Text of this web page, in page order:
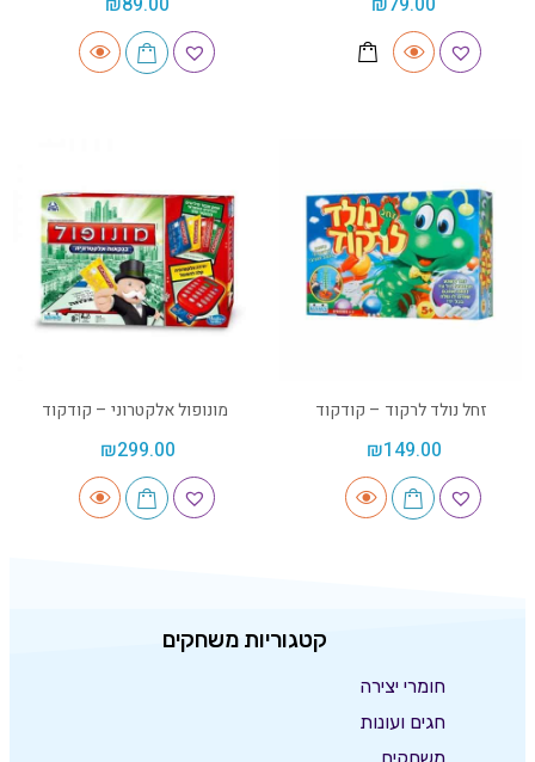
זחל נולד לרקוד – קודקוד
₪149.00
מונופול אלקטרוני – קודקוד
₪299.00
קטגוריות משחקים
חומרי יצירה
חגים ועונות